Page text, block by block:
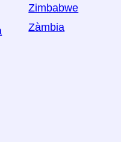
Zimbabwe
Zàmbia